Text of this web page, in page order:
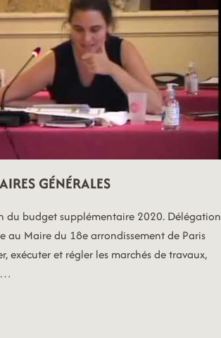
GÉNÉRALES
du budget supplémentaire 2020. Délégation
au Maire du 18e arrondissement de Paris
exécuter et régler les marchés de travaux,